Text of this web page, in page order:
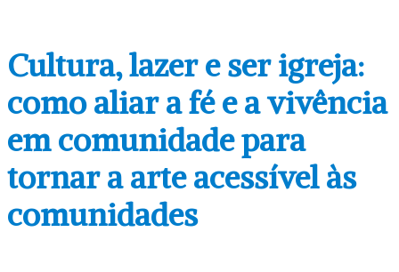
Cultura, lazer e ser igreja:
como aliar a fé e a vivência
em comunidade para
tornar a arte acessível às
comunidades